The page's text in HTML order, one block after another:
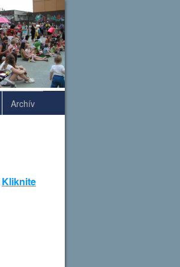
Archív
Kliknite